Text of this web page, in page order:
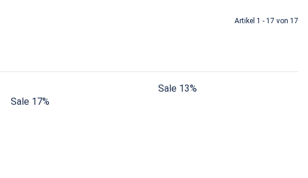
Artikel 1 - 17 von 17
Sale 17%
Sale 13%